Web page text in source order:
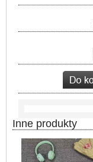
Inne produkty